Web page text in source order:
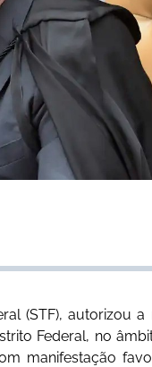
(STF), autorizou a
Federal, no
manifestação